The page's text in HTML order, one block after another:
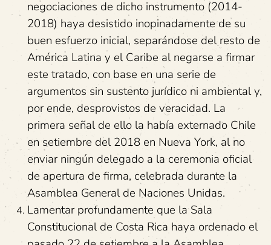
negociaciones de dicho instrumento (2014-
2018) haya desistido inopinadamente de su
buen esfuerzo inicial, separándose del resto de
América Latina y el Caribe al negarse a firmar
este tratado, con base en una serie de
argumentos sin sustento jurídico ni ambiental y,
por ende, desprovistos de veracidad. La
primera señal de ello la había externado Chile
en setiembre del 2018 en Nueva York, al no
enviar ningún delegado a la ceremonia oficial
de apertura de firma, celebrada durante la
Asamblea General de Naciones Unidas.
Lamentar profundamente que la Sala
Constitucional de Costa Rica haya ordenado el